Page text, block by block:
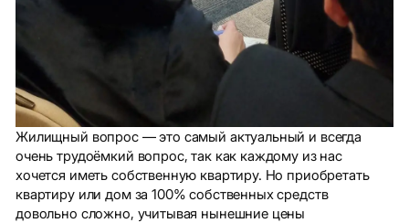
Жилищный вопрос — это самый актуальный и всегда
очень трудоёмкий вопрос, так как каждому из нас
хочется иметь собственную квартиру. Но приобретать
квартиру или дом за 100% собственных средств
довольно сложно, учитывая нынешние цены